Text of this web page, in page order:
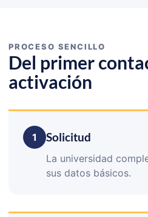
PROCESO SENCILLO
Del primer
activación
1 Solicitud
La universidad
sus datos básicos.